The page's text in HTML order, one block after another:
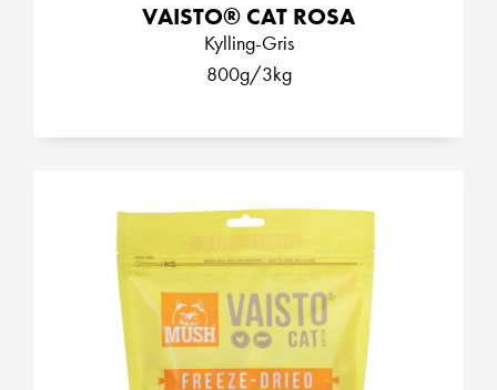
VAISTO® CAT ROSA
Kylling-Gris
800g/3kg